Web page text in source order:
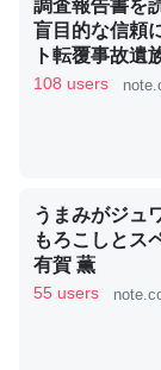
ウチもEcho
位置情報を共
これ見て生き
─たまにLINEす
コミュニケーシ
調査報告書
盲目的な信頼
ト転覆事故遺
108 users
うまみがジュ
もろこしとス
有賀 薫
55 users